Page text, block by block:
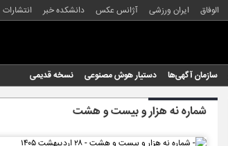
الوفاق ایران ورزشی آژانس عکس دانشکده خبر انتشارات
سازمان آگهی‌ها دستیار هوش مصنوعی نسخه قدیمی
شماره نه هزار و بیست و هشت